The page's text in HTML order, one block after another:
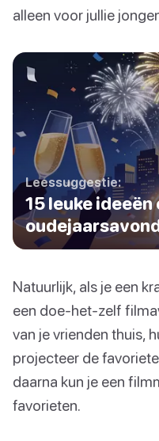
alleen voor jullie
Leessuggestie:
15 leuke
Natuurlijk, als je een
een doe-het-zelf
van je vrienden thuis,
projecteer de
daarna kun je een
favorieten.